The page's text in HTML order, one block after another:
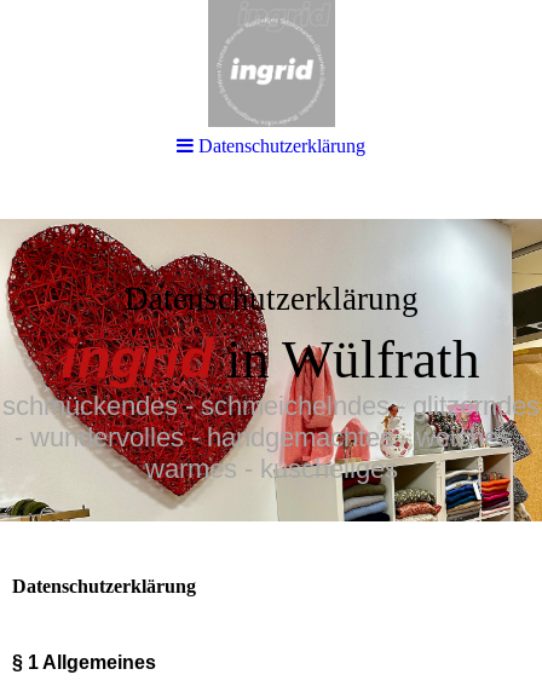
Datenschutzerklärung
ingridin Wülfrath
schmückendes - schmeichelndes - glitzerndes
- wundervolles - handgemachtes - weiches -
warmes - kuscheliges
Datenschutzerklärung
§ 1 Allgemeines
Datenschutzerklärung